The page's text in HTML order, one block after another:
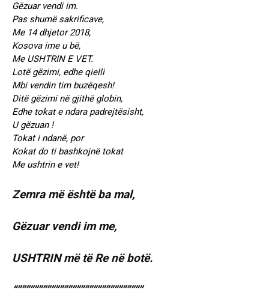
Gëzuar vendi im.
Pas shumë sakrificave,
Me 14 dhjetor 2018,
Kosova ime u bë,
Me USHTRIN E VET.
Lotë gëzimi, edhe qielli
Mbi vendin tim buzëqesh!
Ditë gëzimi në gjithë globin,
Edhe tokat e ndara padrejtësisht,
U gëzuan !
Tokat i ndanë, por
Kokat do ti bashkojnë tokat
Me ushtrin e vet!
Zemra më është ba mal,
Gëzuar vendi im me,
USHTRIN më të Re në botë.
“””””””””””””””””””””””””””””””